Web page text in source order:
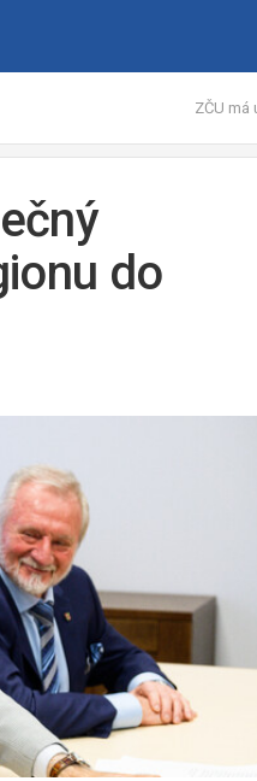
ZČU
do